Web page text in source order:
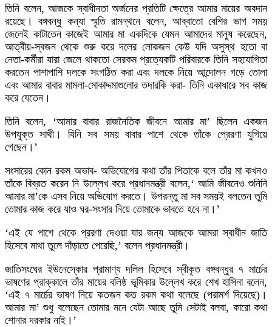
তিনি বলেন, আজকে স্বাধীনতা অর্জনের প্রতিটি ক্ষেত্রে আমার মায়ের অবদান
রয়েছে। বঙ্গবন্ধু কন্যা স্মৃতি রামন্থনে বলেন, আব্বাতো বেশির ভাগ সময়
জেলেই কাটাতেন কাজেই আমার মা একদিকে যেমন আমাদের মানুষ করেছেন,
আত্বীয়-স্বজন থেকে শুরু করে দলের লোকজন কেউ যদি অসুস্থ হতো বা
নেতা-কর্মীরা যারা জেলে থাকতো সেরকম প্রত্যেকটি পরিবারকে তিনি সহযোগিতা
করতেন পাশাপাশি দলকে সংগঠিত করা এবং দলকে নিয়ে আন্দোলন গড়ে তোলা
এবং আমার বাবার মামলা-মোকাদ্দমাগুলোর তদারকি করা- তিনি একাধারে সব কাজ
করে যেতেন।
তিনি বলেন, ‘আমার বাবার রাজনৈতিক জীবনে আমার মা’ ছিলেন একজন
উপযুক্ত সাথী। যিনি সব সময় বাবার পাশে থেকে তাঁকে প্রেরণা যুগিয়ে
গেছেন।’
সংসারের কোন রকম অভাব- অভিযোগের কথা তাঁর পিতাকে বলে তাঁর মা কখনও
তাঁকে বিব্রত করেন নি উল্লেখ করে প্রধানমন্ত্রী বলেন,‘ আমি জীবনেও শুনিনি
আমার মা’কে এসব নিয়ে অভিযোগ করতে। উপরন্তু মা সব সময়ই বলতেন তুমি
তোমার কাজ করে যাও ঘর-সংসার নিয়ে তোমাকে ভাবতে হবে না।’
‘এই যে পাশে থেকে প্ররণা দেওয়া যার জন্য আজকে আমরা স্বাধীন জাতি
হিসেবে মাথা তুলে দাঁড়াতে পেরেছি,’ বলেন প্রধানমন্ত্রী।
জাতিসংঘের ইউনেস্কোর প্রামাণ্য দলিল হিসেবে স্বীকৃত বঙ্গবন্ধুর ৭ মার্চের
ভাষণের প্রাক্কালে তাঁর মায়ের বলিষ্ঠ ভূমিকার উল্লেখ করে শেখ হাসিনা বলেন,
‘এই ৭ মার্চের ভাষণ নিয়ে কতজন কত রকম কথা বলেছে (পরামর্শ দিয়েছে)।
আমার মা’ শুধু বলেছেন তোমার মনে যেটা আছে তুমি সেটাই বলবা, কারো কথা
শোনার দরকার নাই।’